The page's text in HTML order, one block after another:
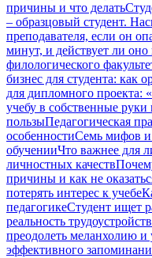
причины и что делать
– образцовый студент.
преподавателя, если он
минут, и действует ли оно
филологического
бизнес для студента: как
для дипломного проекта:
учебу в собственные
пользыПедагогическая
особенностиСемь мифов и
обученииЧто важнее для
личностных качеств
причины и как не
потерять интерес к учебе
педагогикеСтудент ищет
реальность
преодолеть меланхолию и
эффективного